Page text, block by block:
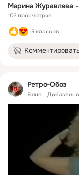
Марина Журавлева
107 просмотров
5 классов
Комментировать
Ретро-Обоз
5 янв